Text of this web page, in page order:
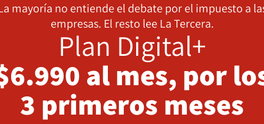
mayoría no entiende el debate por el impuesto a
empresas. El resto lee La Tercera.
Plan Digital+
al mes, por
3 primeros meses